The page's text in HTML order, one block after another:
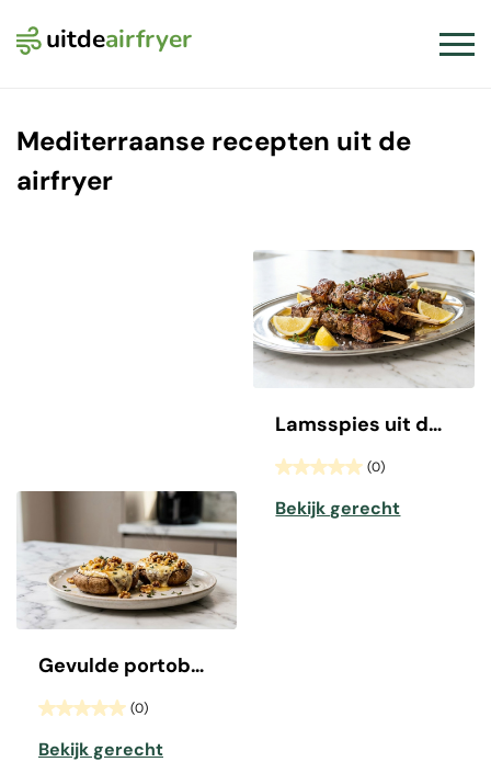
uitdeairfryerLogo Uit de Airfryer
Mediterraanse recepten uit de
airfryer
Gevulde portobello met geitenkaas
(0)
Bekijk gerecht
Lamsspies uit de Airfryer
(0)
Bekijk gerecht